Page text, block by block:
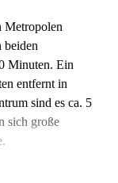
Metropolen
beiden
Minuten. Ein
entfernt in
sind es ca. 5
sich große